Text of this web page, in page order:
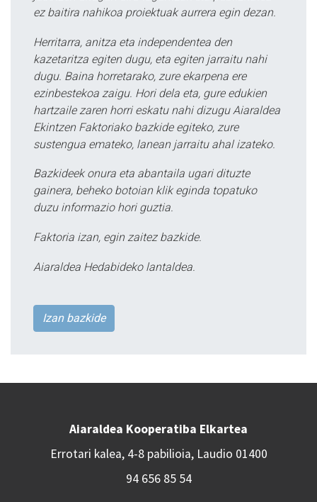
ez baitira nahikoa proiektuak aurrera egin dezan.
Herritarra, anitza eta independentea den
kazetaritza egiten dugu, eta egiten jarraitu nahi
dugu. Baina horretarako, zure ekarpena ere
ezinbestekoa zaigu. Hori dela eta, gure edukien
hartzaile zaren horri eskatu nahi dizugu Aiaraldea
Ekintzen Faktoriako bazkide egiteko, zure
sustengua emateko, lanean jarraitu ahal izateko.
Bazkideek onura eta abantaila ugari dituzte
gainera, beheko botoian klik eginda topatuko
duzu informazio hori guztia.
Faktoria izan, egin zaitez bazkide.
Aiaraldea Hedabideko lantaldea.
Izan bazkide
Aiaraldea Kooperatiba Elkartea
Errotari kalea, 4-8 pabilioia, Laudio 01400
94 656 85 54